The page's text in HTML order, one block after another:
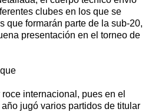
clubes en los que se
que formarán parte de la sub-20,
presentación en el torneo de
internacional, pues en el
jugó varios partidos de titular